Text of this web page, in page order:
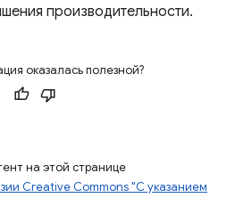
производительности.
оказалась полезной?
на этой странице
Creative Commons "С указанием